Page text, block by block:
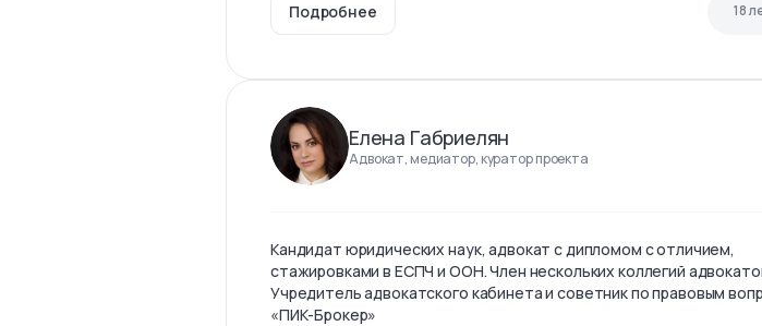
Подробнее 18
Елена Габриелян
Адвокат, медиатор, куратор проекта
Кандидат юридических наук, адвокат с дипломом с отличием,
стажировками в ЕСПЧ и ООН. Член нескольких коллегий
Учредитель адвокатского кабинета и советник по правовым
«ПИК-Брокер»